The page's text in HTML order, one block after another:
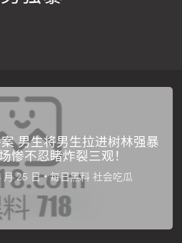
男生将男生拉进树林强暴
惨不忍睹炸裂三观！
•每日黑料 社会吃瓜